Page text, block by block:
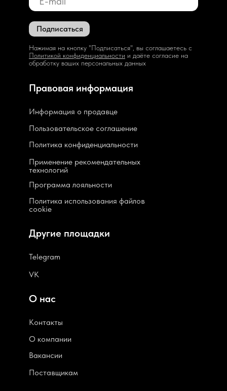
Подписаться
Нажимая на кнопку "Подписаться", вы соглашаетесь с
Политикой конфиденциальности и даёте согласие на
обработку ваших персональных данных
Пользовательское соглашение
Политика конфиденциальности
Программа лояльности
Политика использования файлов
cookie
Применение рекомендательных
технологий
Информация о продавце
Контакты
Поставщикам
Вакансии
О компании
Telegram
VK
Правовая информация
О нас
Другие площадки